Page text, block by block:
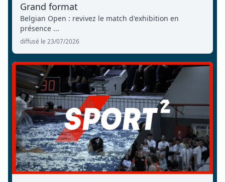
Grand format
Belgian Open : revivez le match d'exhibition en
présence ...
diffusé le 23/07/2026